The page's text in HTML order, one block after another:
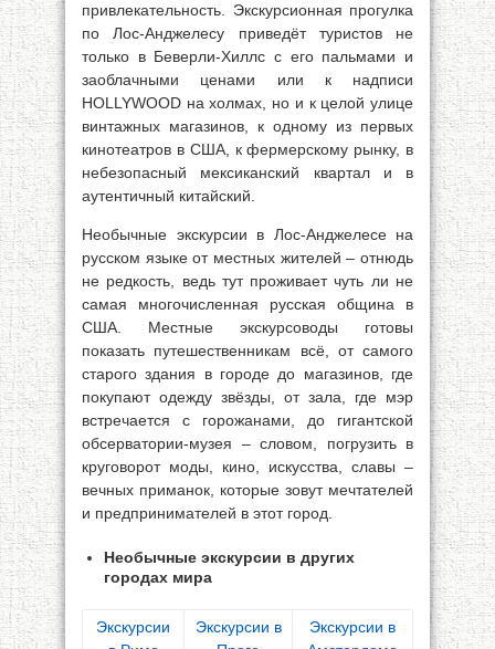
привлекательность. Экскурсионная прогулка
по Лос-Анджелесу приведёт туристов не
только в Беверли-Хиллс с его пальмами и
заоблачными ценами или к надписи
HOLLYWOOD на холмах, но и к целой улице
винтажных магазинов, к одному из первых
кинотеатров в США, к фермерскому рынку, в
небезопасный мексиканский квартал и в
аутентичный китайский.
Необычные экскурсии в Лос-Анджелесе на
русском языке от местных жителей – отнюдь
не редкость, ведь тут проживает чуть ли не
самая многочисленная русская община в
США. Местные экскурсоводы готовы
показать путешественникам всё, от самого
старого здания в городе до магазинов, где
покупают одежду звёзды, от зала, где мэр
встречается с горожанами, до гигантской
обсерватории-музея – словом, погрузить в
круговорот моды, кино, искусства, славы –
вечных приманок, которые зовут мечтателей
и предпринимателей в этот город.
Необычные экскурсии в других
городах мира
Экскурсии
Экскурсии в
Экскурсии в